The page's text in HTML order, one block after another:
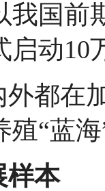
我国前
启动10
都在
殖“蓝
样本